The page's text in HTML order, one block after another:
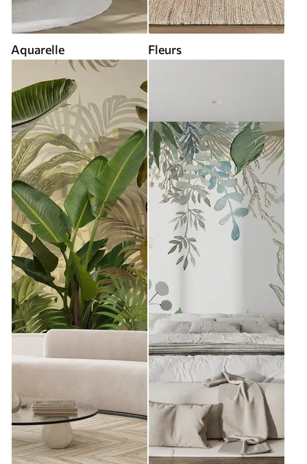
Aquarelle Fleurs